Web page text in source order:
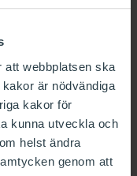
att webbplatsen ska
är nödvändiga
kakor för
kunna utveckla och
helst ändra
genom att
har märkts
bland de större